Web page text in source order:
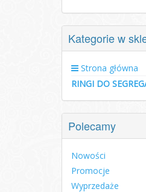
Kategorie w
Strona główna
RINGI DO
Polecamy
Nowości
Promocje
Wyprzedaże